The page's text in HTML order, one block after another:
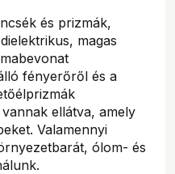
és prizmák,
magas
fényerőről és a
ellátva, amely
Valamennyi
ólom- és